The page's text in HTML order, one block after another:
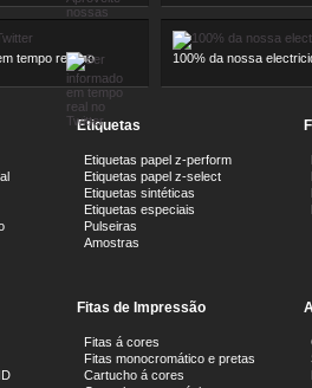
tempo real no
100% da nossa
Etiquetas
Etiquetas papel z-perform
Etiquetas papel z-select
Etiquetas sintéticas
Etiquetas especiais
Pulseiras
Amostras
Fitas de Impressão
Fitas á cores
Fitas monocromático e pretas
Cartucho á cores